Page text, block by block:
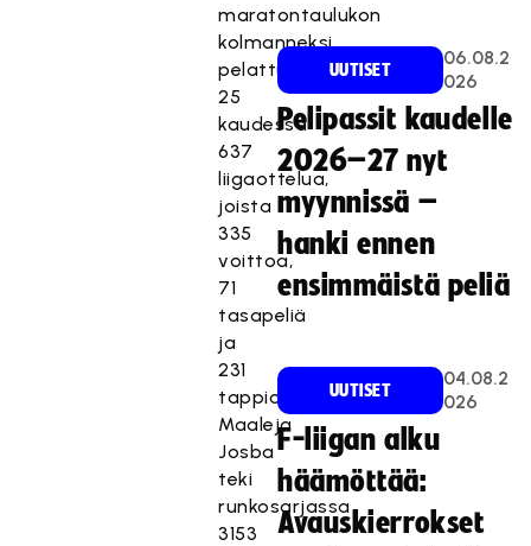
maratontaulukon
kolmanneksi
pelattuaan
25
kaudessa
637
liigaottelua,
joista
335
voittoa,
71
tasapeliä
ja
231
tappiota.
Maaleja
Josba
teki
runkosarjassa
3153
UUTISET
06.08.2
026
Pelipassit kaudelle
2026–27 nyt
myynnissä –
hanki ennen
ensimmäistä peliä
UUTISET
04.08.2
026
F-liigan alku
häämöttää:
Avauskierrokset